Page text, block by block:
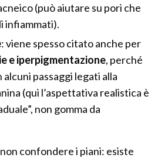
(può aiutare su pori che
infiammati).
: viene spesso citato anche per
e iperpigmentazione, perché
passaggi legati alla
(qui l’aspettativa realistica è
non gomma da
confondere i piani: esiste